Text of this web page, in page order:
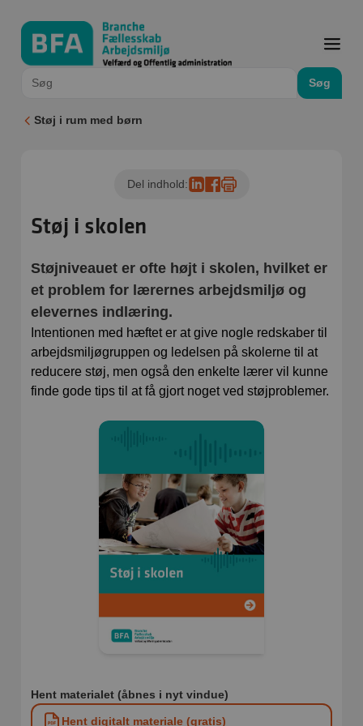
Søg
Støj i rum med børn
Støj i skolen
Del indhold:
Støjniveauet er ofte højt i skolen, hvilket er
et problem for lærernes arbejdsmiljø og
elevernes indlæring.
Intentionen med hæftet er at give nogle redskaber til
arbejdsmiljøgruppen og ledelsen på skolerne til at
reducere støj, men også den enkelte lærer vil kunne
finde gode tips til at få gjort noget ved støjproblemer.
Hent materialet (åbnes i nyt vindue)
Hent digitalt materiale (gratis)